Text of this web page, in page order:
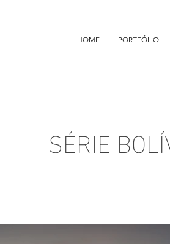
HOME PORTFÓLIO
SÉRIE